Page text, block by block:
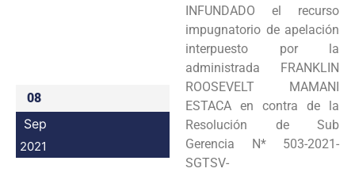
Programas
Intranet
08
Sep
2021
INFUNDADO el recurso
impugnatorio de apelación
interpuesto por la
administrada FRANKLIN
ROOSEVELT MAMANI
ESTACA en contra de la
Resolución de Sub
Gerencia N* 503-2021-
SGTSV-